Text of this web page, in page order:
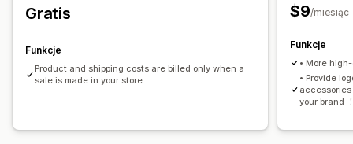
Gratis
Funkcje
Product and shipping costs are billed only when a
sale is made in your store.
$9/miesiąc
Funkcje
• More
• Provide
your brand